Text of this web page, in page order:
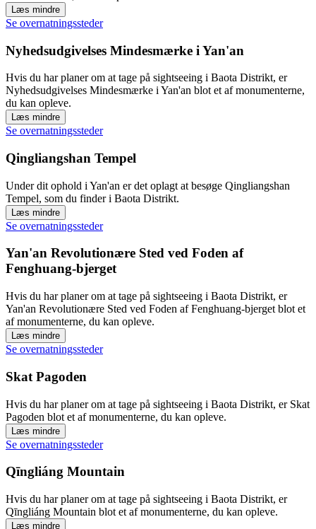
Læs mindre
Se overnatningssteder
Nyhedsudgivelses Mindesmærke i Yan'an
Hvis du har planer om at tage på sightseeing i Baota Distrikt, er
Nyhedsudgivelses Mindesmærke i Yan'an blot et af monumenterne,
du kan opleve.
Læs mindre
Se overnatningssteder
Qingliangshan Tempel
Under dit ophold i Yan'an er det oplagt at besøge Qingliangshan
Tempel, som du finder i Baota Distrikt.
Læs mindre
Se overnatningssteder
Yan'an Revolutionære Sted ved Foden af
Fenghuang-bjerget
Hvis du har planer om at tage på sightseeing i Baota Distrikt, er
Yan'an Revolutionære Sted ved Foden af Fenghuang-bjerget blot et
af monumenterne, du kan opleve.
Læs mindre
Se overnatningssteder
Skat Pagoden
Hvis du har planer om at tage på sightseeing i Baota Distrikt, er Skat
Pagoden blot et af monumenterne, du kan opleve.
Læs mindre
Se overnatningssteder
Qīngliáng Mountain
Hvis du har planer om at tage på sightseeing i Baota Distrikt, er
Qīngliáng Mountain blot et af monumenterne, du kan opleve.
Læs mindre